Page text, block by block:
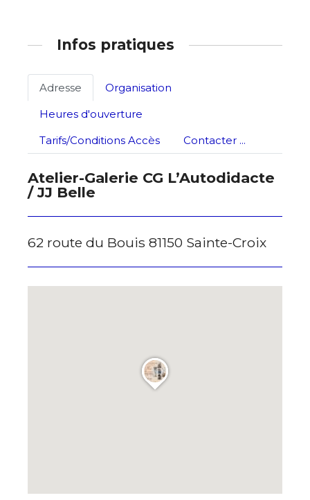
Infos pratiques
Adresse
Organisation
Heures d'ouverture
Tarifs/Conditions Accès
Contacter ...
Atelier-Galerie CG L’Autodidacte
/ JJ Belle
62 route du Bouis 81150 Sainte-Croix